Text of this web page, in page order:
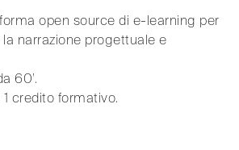
open source di e-learning per
narrazione progettuale e
60’.
credito formativo.